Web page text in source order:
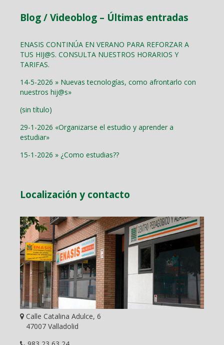
Blog / Videoblog – Últimas entradas
ENASIS CONTINÚA EN VERANO PARA REFORZAR A
TUS HIJ@S. CONSULTA NUESTROS HORARIOS Y
TARIFAS.
14-5-2026 » Nuevas tecnologías, como afrontarlo con
nuestros hij@s»
(sin título)
29-1-2026 «Organizarse el estudio y aprender a
estudiar»
15-1-2026 » ¿Como estudias??
Localización y contacto
Calle Catalina Adulce, 6
47007 Valladolid